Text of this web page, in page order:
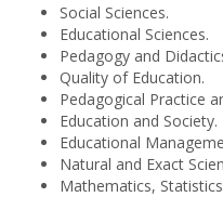
Social Sciences.
Educational Sciences.
Pedagogy and
Quality of Education.
Pedagogical Practice
Education and Society.
Educational
Natural and Exact
Mathematics,